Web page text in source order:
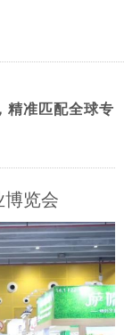
精准匹配全球专
博览会